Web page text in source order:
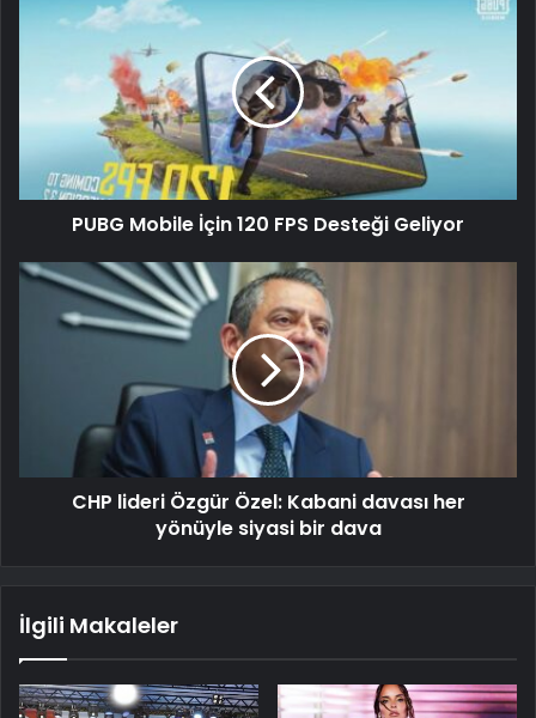
PUBG Mobile İçin 120 FPS Desteği Geliyor
CHP lideri Özgür Özel: Kabani davası her
yönüyle siyasi bir dava
İlgili Makaleler